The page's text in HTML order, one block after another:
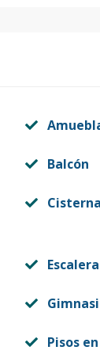
Balcón
Cisterna
Pisos